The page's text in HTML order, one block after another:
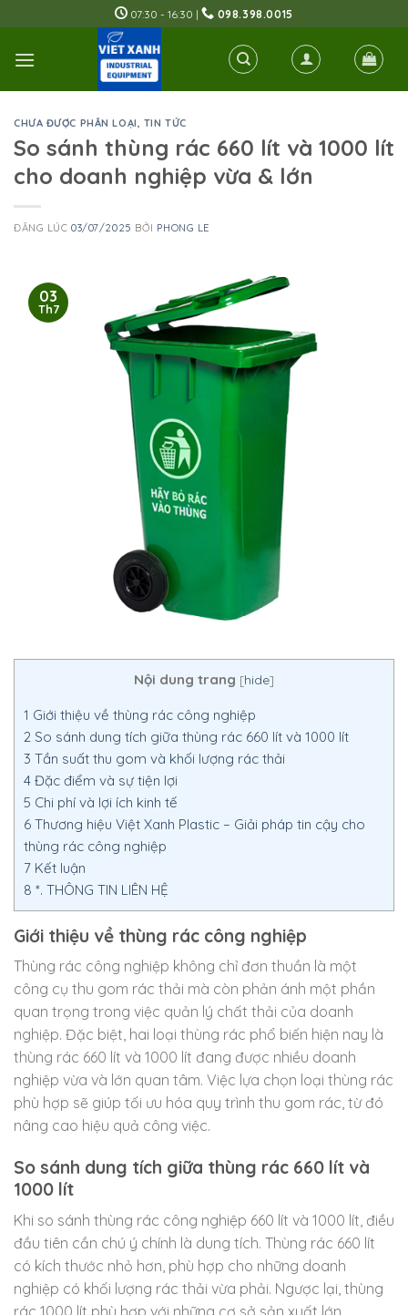
to
content
07:30 - 16:30 | 098.398.0015
CHƯA ĐƯỢC PHÂN LOẠI, TIN TỨC
So sánh thùng rác 660 lít và 1000 lít
cho doanh nghiệp vừa & lớn
ĐĂNG LÚC03/07/2025 BỞI PHONG LE
03
Th7
Nội dung trang [hide]
1 Giới thiệu về thùng rác công nghiệp
2 So sánh dung tích giữa thùng rác 660 lít và 1000 lít
3 Tần suất thu gom và khối lượng rác thải
4 Đặc điểm và sự tiện lợi
5 Chi phí và lợi ích kinh tế
6 Thương hiệu Việt Xanh Plastic – Giải pháp tin cậy cho
thùng rác công nghiệp
7 Kết luận
8 *. THÔNG TIN LIÊN HỆ
Giới thiệu về thùng rác công nghiệp
Thùng rác công nghiệp không chỉ đơn thuần là một
công cụ thu gom rác thải mà còn phản ánh một phần
quan trọng trong việc quản lý chất thải của doanh
nghiệp. Đặc biệt, hai loại thùng rác phổ biến hiện nay là
thùng rác 660 lít và 1000 lít đang được nhiều doanh
nghiệp vừa và lớn quan tâm. Việc lựa chọn loại thùng rác
phù hợp sẽ giúp tối ưu hóa quy trình thu gom rác, từ đó
nâng cao hiệu quả công việc.
So sánh dung tích giữa thùng rác 660 lít và
1000 lít
Khi so sánh thùng rác công nghiệp 660 lít và 1000 lít, điều
đầu tiên cần chú ý chính là dung tích. Thùng rác 660 lít
có kích thước nhỏ hơn, phù hợp cho những doanh
nghiệp có khối lượng rác thải vừa phải. Ngược lại, thùng
rác 1000 lít phù hợp với những cơ sở sản xuất lớn,